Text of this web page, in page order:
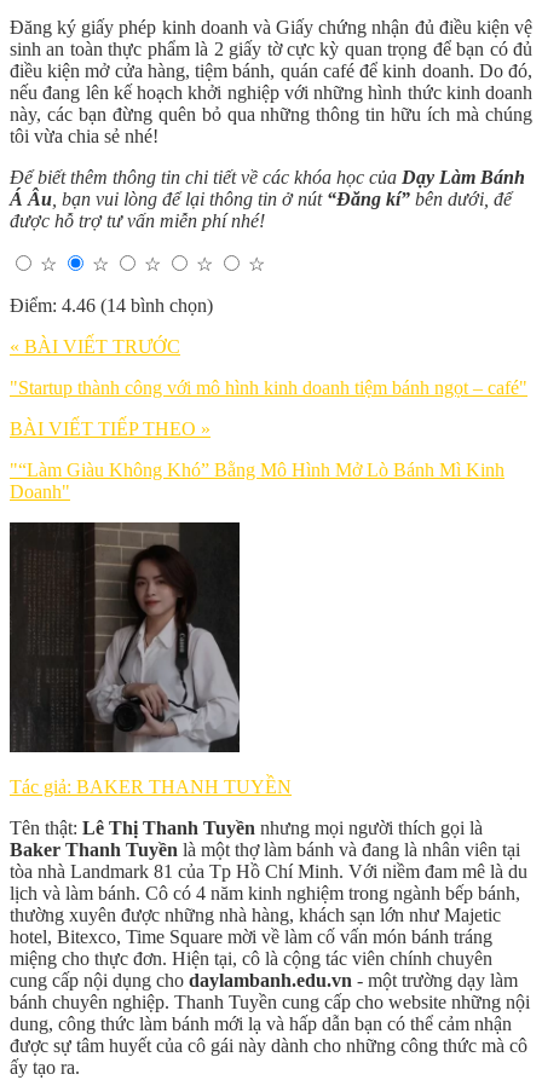
Đăng ký giấy phép kinh doanh và Giấy chứng nhận đủ điều kiện vệ
sinh an toàn thực phẩm là 2 giấy tờ cực kỳ quan trọng để bạn có đủ
điều kiện mở cửa hàng, tiệm bánh, quán café để kinh doanh. Do đó,
nếu đang lên kế hoạch khởi nghiệp với những hình thức kinh doanh
này, các bạn đừng quên bỏ qua những thông tin hữu ích mà chúng
tôi vừa chia sẻ nhé!
Để biết thêm thông tin chi tiết về các khóa học của Dạy Làm Bánh
Á Âu, bạn vui lòng để lại thông tin ở nút “Đăng kí” bên dưới, để
được hỗ trợ tư vấn miễn phí nhé!
☆ ☆ ☆ ☆
☆
Điểm: 4.46 (14 bình chọn)
« BÀI VIẾT TRƯỚC
"Startup thành công với mô hình kinh doanh tiệm bánh ngọt – café"
BÀI VIẾT TIẾP THEO »
"“Làm Giàu Không Khó” Bằng Mô Hình Mở Lò Bánh Mì Kinh
Doanh"
Tác giả: BAKER THANH TUYỀN
Tên thật: Lê Thị Thanh Tuyền nhưng mọi người thích gọi là
Baker Thanh Tuyền là một thợ làm bánh và đang là nhân viên tại
tòa nhà Landmark 81 của Tp Hồ Chí Minh. Với niềm đam mê là du
lịch và làm bánh. Cô có 4 năm kinh nghiệm trong ngành bếp bánh,
thường xuyên được những nhà hàng, khách sạn lớn như Majetic
hotel, Bitexco, Time Square mời về làm cố vấn món bánh tráng
miệng cho thực đơn. Hiện tại, cô là cộng tác viên chính chuyên
cung cấp nội dụng cho daylambanh.edu.vn - một trường dạy làm
bánh chuyên nghiệp. Thanh Tuyền cung cấp cho website những nội
dung, công thức làm bánh mới lạ và hấp dẫn bạn có thể cảm nhận
được sự tâm huyết của cô gái này dành cho những công thức mà cô
ấy tạo ra.